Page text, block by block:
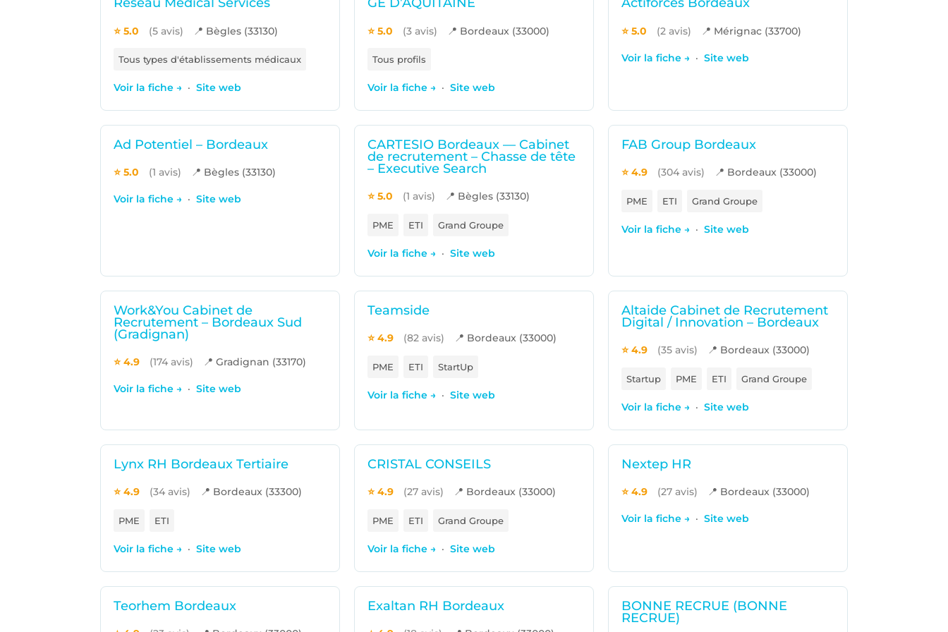
⭐ 5.0 (5 avis) 📍 Bègles (33130)
Tous types d'établissements médicaux
Voir la fiche → · Site web
⭐ 5.0 (3 avis) 📍 Bordeaux (33000)
Tous profils
Voir la fiche → · Site web
⭐ 5.0 (2 avis) 📍 Mérignac (33700)
Voir la fiche → · Site web
Ad Potentiel – Bordeaux
⭐ 5.0 (1 avis) 📍 Bègles (33130)
Voir la fiche → · Site web
CARTESIO Bordeaux — Cabinet
de recrutement – Chasse de tête
– Executive Search
⭐ 5.0 (1 avis) 📍 Bègles (33130)
PME ETI Grand Groupe
Voir la fiche → · Site web
FAB Group Bordeaux
⭐ 4.9 (304 avis) 📍 Bordeaux (33000)
PME ETI Grand Groupe
Voir la fiche → · Site web
Work&You Cabinet de
Recrutement – Bordeaux Sud
(Gradignan)
⭐ 4.9 (174 avis) 📍 Gradignan (33170)
Voir la fiche → · Site web
Teamside
⭐ 4.9 (82 avis) 📍 Bordeaux (33000)
PME ETI StartUp
Voir la fiche → · Site web
Altaide Cabinet de Recrutement
Digital / Innovation – Bordeaux
⭐ 4.9 (35 avis) 📍 Bordeaux (33000)
Startup PME ETI Grand Groupe
Voir la fiche → · Site web
Lynx RH Bordeaux Tertiaire
⭐ 4.9 (34 avis) 📍 Bordeaux (33300)
PME ETI
Voir la fiche → · Site web
CRISTAL CONSEILS
⭐ 4.9 (27 avis) 📍 Bordeaux (33000)
PME ETI Grand Groupe
Voir la fiche → · Site web
Nextep HR
⭐ 4.9 (27 avis) 📍 Bordeaux (33000)
Voir la fiche → · Site web
Teorhem Bordeaux Exaltan RH Bordeaux
BONNE RECRUE (BONNE
RECRUE)